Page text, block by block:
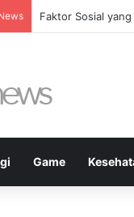
Peran Strategis
Game